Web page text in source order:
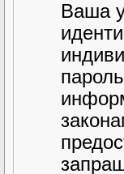
Ваша